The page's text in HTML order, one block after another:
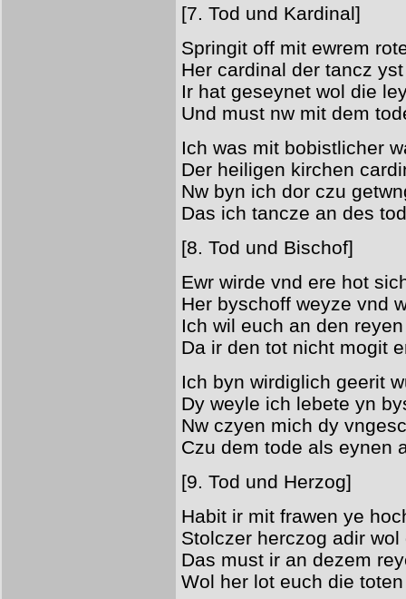
[7. Tod und Kardinal]
Springit off mit ewrem
Her cardinal der tancz
Ir hat geseynet wol die
Und must nw mit dem
Ich was mit bobistlicher
Der heiligen kirchen
Nw byn ich dor czu
Das ich tancze an des
[8. Tod und Bischof]
Ewr wirde vnd ere hot
Her byschoff weyze vnd
Ich wil euch an den
Da ir den tot nicht mogit
Ich byn wirdiglich geerit
Dy weyle ich lebete yn
Nw czyen mich dy
Czu dem tode als eynen
[9. Tod und Herzog]
Habit ir mit frawen ye
Stolczer herczog adir wol
Das must ir an dezem
Wol her lot euch die